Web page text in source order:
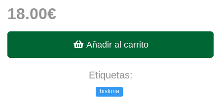
18.00€
Añadir al carrito
Etiquetas:
historia